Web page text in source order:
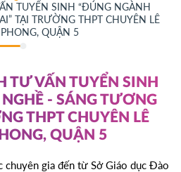
TUYỂN SINH “ĐÚNG NGÀNH
TẠI TRƯỜNG THPT CHUYÊN LÊ
QUẬN 5
TƯ VẤN TUYỂN SINH
- SÁNG TƯƠNG
THPT CHUYÊN LÊ
QUẬN 5
chuyên gia đến từ Sở Giáo dục Đào